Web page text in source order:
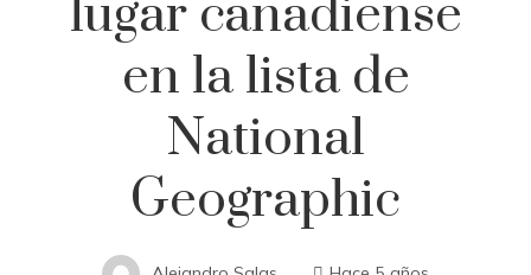
lugar canadiense
en la lista de
National
Geographic